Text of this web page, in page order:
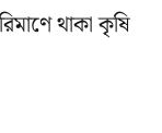
থাকা কৃষি